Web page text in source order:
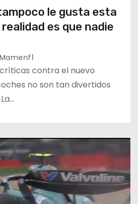
le gusta esta
es que nadie
Mamenf1
contra el nuevo
no son tan divertidos